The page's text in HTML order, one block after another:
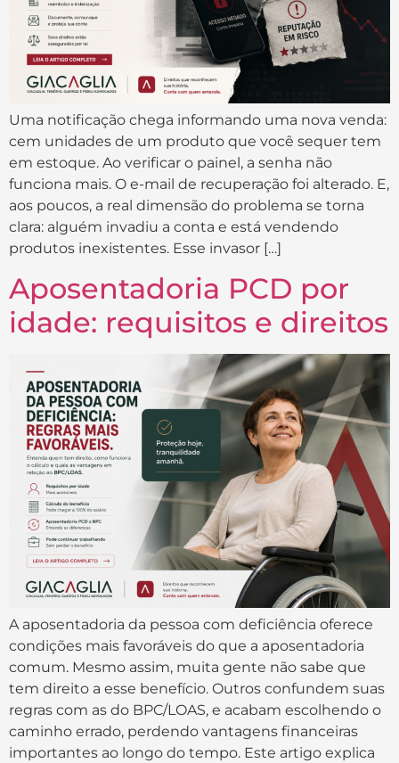
Uma notificação chega informando uma nova venda:
cem unidades de um produto que você sequer tem
em estoque. Ao verificar o painel, a senha não
funciona mais. O e-mail de recuperação foi alterado. E,
aos poucos, a real dimensão do problema se torna
clara: alguém invadiu a conta e está vendendo
produtos inexistentes. Esse invasor […]
Aposentadoria PCD por
idade: requisitos e direitos
A aposentadoria da pessoa com deficiência oferece
condições mais favoráveis do que a aposentadoria
comum. Mesmo assim, muita gente não sabe que
tem direito a esse benefício. Outros confundem suas
regras com as do BPC/LOAS, e acabam escolhendo o
caminho errado, perdendo vantagens financeiras
importantes ao longo do tempo. Este artigo explica